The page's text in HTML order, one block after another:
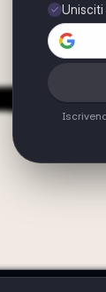
Unisciti